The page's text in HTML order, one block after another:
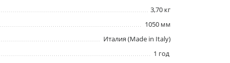
3,70 кг
1050 мм
Италия (Made in Italy)
1 год